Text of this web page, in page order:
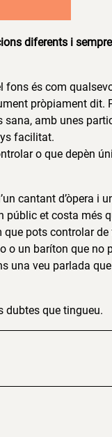
diferents i
fons és com
pròpiament dit.
sana, amb unes
facilitat.
o que depèn
cantant d’òpera i
públic et costa més
que pots controlar
o un baríton que no
una veu parlada
dubtes que tingueu.